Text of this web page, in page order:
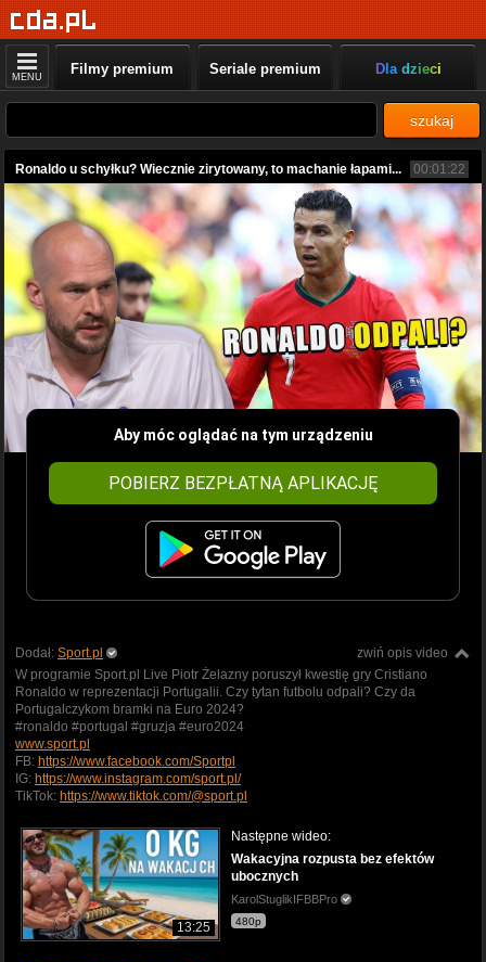
MENU Filmy premium Seriale premium Dla dzieci
szukaj
Ronaldo u schyłku? Wiecznie zirytowany, to machanie łapami... 00:01:22
Aby móc oglądać na tym urządzeniu
POBIERZ BEZPŁATNĄ APLIKACJĘ
zwiń opis video
Dodał: Sport.pl
W programie Sport.pl Live Piotr Żelazny poruszył kwestię gry Cristiano
Ronaldo w reprezentacji Portugalii. Czy tytan futbolu odpali? Czy da
Portugalczykom bramki na Euro 2024?
#ronaldo #portugal #gruzja #euro2024
www.sport.pl
FB: https://www.facebook.com/Sportpl
IG: https://www.instagram.com/sport.pl/
TikTok: https://www.tiktok.com/@sport.pl
13:25
Następne wideo:
Wakacyjna rozpusta bez efektów
ubocznych
KarolStuglikIFBBPro
480p